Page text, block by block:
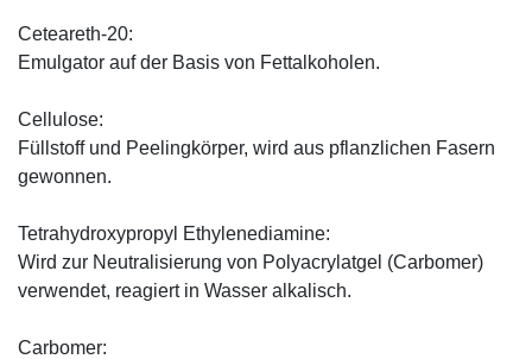
Ceteareth-20:
Emulgator auf der Basis von Fettalkoholen.
Cellulose:
Füllstoff und Peelingkörper, wird aus pflanzlichen Fasern
gewonnen.
Tetrahydroxypropyl Ethylenediamine:
Wird zur Neutralisierung von Polyacrylatgel (Carbomer)
verwendet, reagiert in Wasser alkalisch.
Carbomer: